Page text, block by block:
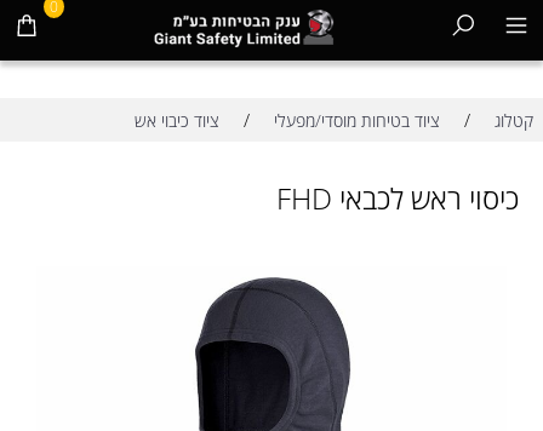
0
קטלוג / ציוד בטיחות מוסדי/מפעלי / ציוד כיבוי אש
כיסוי ראש לכבאי FHD